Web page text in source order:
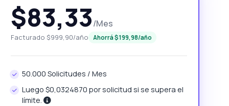
$83,33/Mes
Facturado $999,90/año Ahorrá $199,98/año
50.000 Solicitudes / Mes
Luego $0,0324870 por solicitud si se supera el
límite.